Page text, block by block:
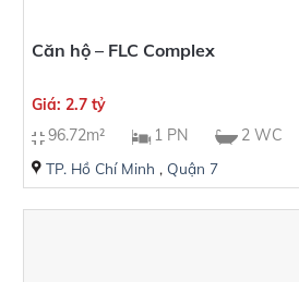
Căn hộ – FLC Complex
Giá: 2.7 tỷ
96.72m²
1 PN 2 WC
TP. Hồ Chí Minh , Quận 7